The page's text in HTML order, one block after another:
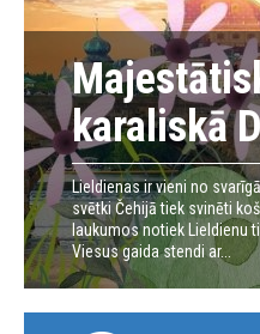
karaliskā
Lieldienas ir vieni no
svētki Čehijā tiek svinēti
laukumos notiek Lieldienu
Viesus gaida stendi ar...